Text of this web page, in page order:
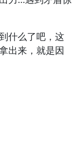
什么了吧，这
出来，就是因